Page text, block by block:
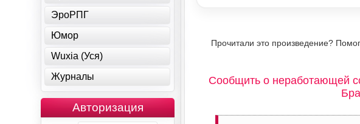
Прочитали это произведение?
Сообщить о неработающей
ЭроРПГ
Юмор
Wuxia (Уся)
Журналы
Авторизация